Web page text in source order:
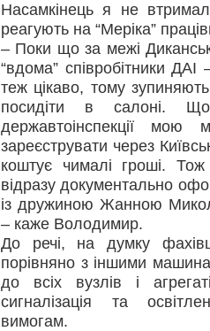
Насамкінець я не
реагують на “Меріка”
– Поки що за межі
“вдома” співробітники
теж цікаво, тому
посидіти в салоні.
державтоінспекції мою
зареєструвати через
коштує чималі гроші.
відразу документально
із дружиною Жанною
– каже Володимир.
До речі, на думку
порівняно з іншими
до всіх вузлів і
сигналізація та
вимогам.